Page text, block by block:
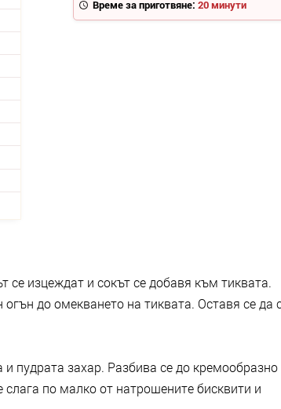
Време за приготвяне: 20 минути
се изцеждат и сокът се добавя към тиквата.
до омекването на тиквата. Оставя се да
пудрата захар. Разбива се до кремообразно
по малко от натрошените бисквити и